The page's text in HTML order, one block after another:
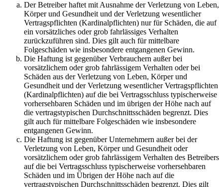
Der Betreiber haftet mit Ausnahme der Verletzung von Leben,
Körper und Gesundheit und der Verletzung wesentlicher
Vertragspflichten (Kardinalpflichten) nur für Schäden, die auf
ein vorsätzliches oder grob fahrlässiges Verhalten
zurückzuführen sind. Dies gilt auch für mittelbare
Folgeschäden wie insbesondere entgangenen Gewinn.
Die Haftung ist gegenüber Verbrauchern außer bei
vorsätzlichem oder grob fahrlässigem Verhalten oder bei
Schäden aus der Verletzung von Leben, Körper und
Gesundheit und der Verletzung wesentlicher Vertragspflichten
(Kardinalpflichten) auf die bei Vertragsschluss typischerweise
vorhersehbaren Schäden und im übrigen der Höhe nach auf
die vertragstypischen Durchschnittsschäden begrenzt. Dies
gilt auch für mittelbare Folgeschäden wie insbesondere
entgangenen Gewinn.
Die Haftung ist gegenüber Unternehmern außer bei der
Verletzung von Leben, Körper und Gesundheit oder
vorsätzlichem oder grob fahrlässigem Verhalten des Betreibers
auf die bei Vertragsschluss typischerweise vorhersehbaren
Schäden und im Übrigen der Höhe nach auf die
vertragstypischen Durchschnittsschäden begrenzt. Dies gilt